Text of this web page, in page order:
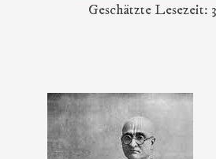
Geschätzte Lesezeit: